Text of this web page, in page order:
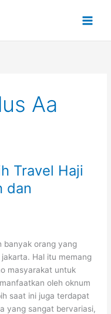
Aa
Travel Haji
dan
banyak orang yang
Hal itu memang
masyarakat untuk
oleh oknum
saat ini juga terdapat
yang sangat bervariasi,